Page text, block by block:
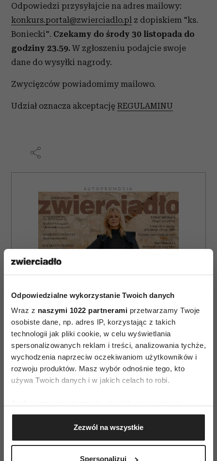
Odpowiedzialne wykorzystanie Twoich danych
Wraz z naszymi 1022 partnerami przetwarzamy Twoje
osobiste dane, np. adres IP, korzystając z takich
technologii jak pliki cookie, w celu wyświetlania
spersonalizowanych reklam i treści, analizowania tychże,
wychodzenia naprzeciw oczekiwaniom użytkowników i
rozwoju produktów. Masz wybór odnośnie tego, kto
używa Twoich danych i w jakich celach to robi.
Gromadzić dane dotyczące Twojej lokalizacji
geograficznej z dokładnością nawet do kilku metrów
Identyfikować Twoje urządzenie, aktywnie
Zezwól na wszystkie
Spersonalizuj
Odpowiedzi przysyłajcie na adres mailowy:
konkurs.portal@zwierciadlo.pl z dopiskiem "ks.
Boniecki". Czekamy do środy 30 listopada do
godziny 23.59. W zgłoszeniu podajcie swoje
dane do wysyłki nagrody.
Zwycięzców powiadomimy mailowo.
Udział oznacza akceptację REGULAMINU
AUTOPROMOCJA
ZAMÓW
E-WYDANIE